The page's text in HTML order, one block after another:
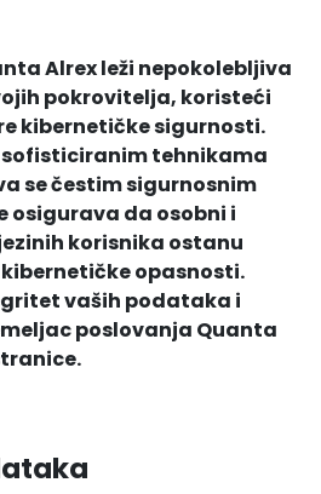
Alrex leži nepokolebljiva
pokrovitelja, koristeći
kibernetičke sigurnosti.
tehnikama
se čestim sigurnosnim
osigurava da osobni i
korisnika ostanu
opasnosti.
vaših podataka i
poslovanja Quanta